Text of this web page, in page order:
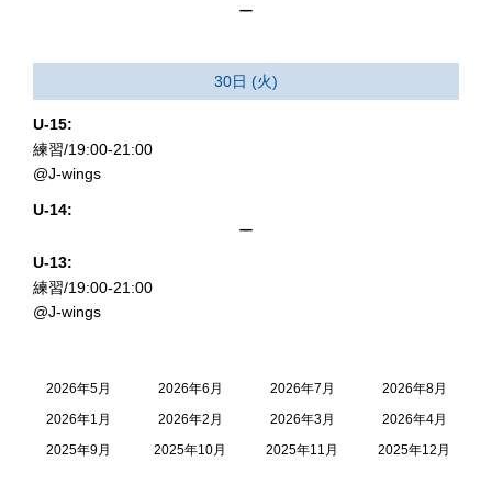
ー
30日 (火)
U-15:
練習/19:00-21:00
@J-wings
U-14:
ー
U-13:
練習/19:00-21:00
@J-wings
2026年8月
2026年7月
2026年6月
2026年5月
2026年4月
2026年3月
2026年2月
2026年1月
2025年12月
2025年11月
2025年10月
2025年9月